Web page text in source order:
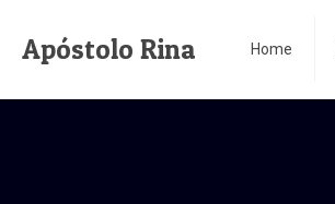
Apóstolo Rina Home